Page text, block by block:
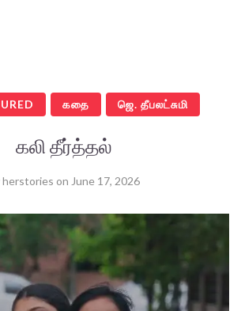
கதை ஜெ. தீபலட்சுமி
கலி தீர்த்தல்
herstories on June 17, 2026